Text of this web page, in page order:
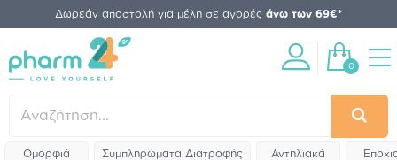
Δωρεάν αποστολή για μέλη σε αγορές άνω των 69€*
0
Ομορφιά Συμπληρώματα Διατροφής Αντηλιακά